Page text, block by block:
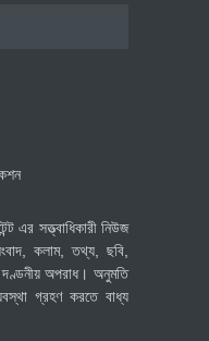
এর সত্ত্বাধিকারী নিউজ
কলাম, তথ্য, ছবি,
দণ্ডনীয় অপরাধ। অনুমতি
গ্রহণ করতে বাধ্য